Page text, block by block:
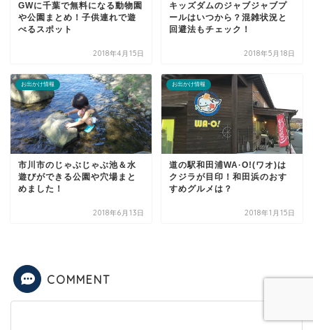
GWに千葉で無料になる動物園
や公園まとめ！子供連れで遊
べるスポット
2018年4月15日
キッズダムのジャブジャブプ
ールはいつから？混雑状況と
回避法もチェック！
2018年5月18日
お出かけ情報
市川市のじゃぶじゃぶ池＆水
遊びができる公園や穴場まと
めました！
2018年6月13日
お出かけ情報
道の駅和田浦WA·O!(ワオ)は
クジラが目印！和田浜のおす
すめグルメは？
2018年1月15日
COMMENT